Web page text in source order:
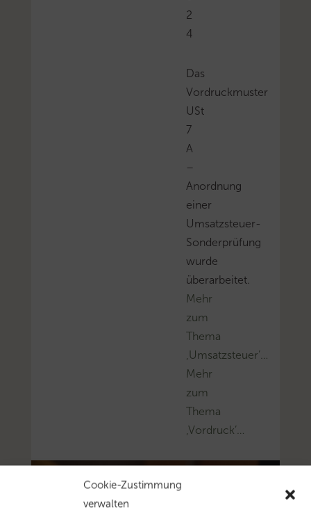
Cookie-Zustimmung
verwalten
2
4
Das
Vordruckmuster
USt
7
A
–
Anordnung
einer
Umsatzsteuer-
Sonderprüfung
wurde
überarbeitet.
Mehr
zum
Thema
‚Umsatzsteuer’…
Mehr
zum
Thema
‚Vordruck’…